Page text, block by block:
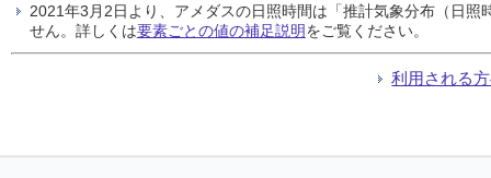
2021年3月2日より、アメダスの日照時間は「推計気象分布（日
せん。詳しくは要素ごとの値の補足説明をご覧ください。
利用される